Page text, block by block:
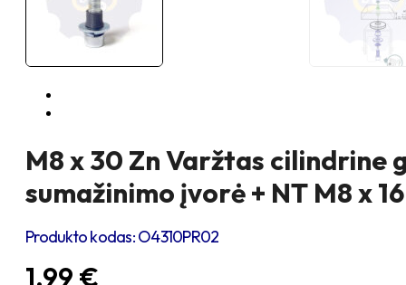
M8 x 30 Zn Varžtas cilindrine
sumažinimo įvorė + NT M8 x
Produkto kodas:O4310PR02
1,99 €